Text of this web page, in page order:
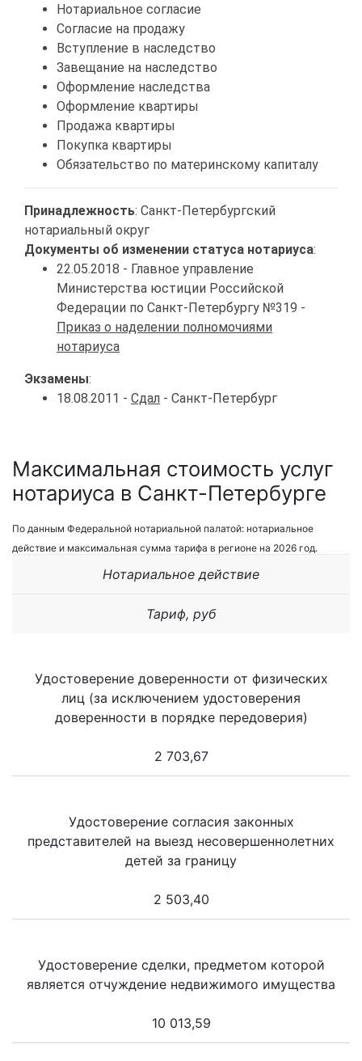
Нотариальное согласие
Согласие на продажу
Вступление в наследство
Завещание на наследство
Оформление наследства
Оформление квартиры
Продажа квартиры
Покупка квартиры
Обязательство по материнскому капиталу
Принадлежность: Санкт-Петербургский
нотариальный округ
Документы об изменении статуса нотариуса:
22.05.2018 - Главное управление
Министерства юстиции Российской
Федерации по Санкт-Петербургу №319 -
Приказ о наделении полномочиями
нотариуса
Экзамены:
18.08.2011 - Сдал - Санкт-Петербург
Максимальная стоимость услуг
нотариуса в Санкт-Петербурге
По данным Федеральной нотариальной палатой: нотариальное
действие и максимальная сумма тарифа в регионе на 2026 год.
Нотариальное действие
Тариф, руб
Удостоверение доверенности от физических
лиц (за исключением удостоверения
доверенности в порядке передоверия)
2 703,67
Удостоверение согласия законных
представителей на выезд несовершеннолетних
детей за границу
2 503,40
Удостоверение сделки, предметом которой
является отчуждение недвижимого имущества
10 013,59